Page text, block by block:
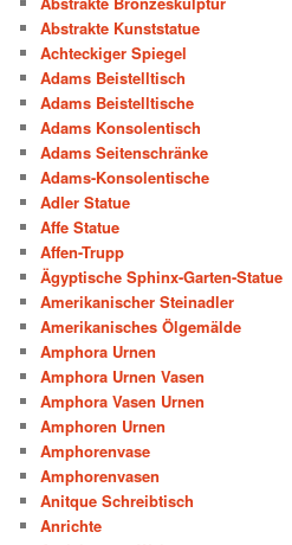
Abstrakte Kunststatue
Achteckiger Spiegel
Adams Beistelltisch
Adams Beistelltische
Adams Konsolentisch
Adams Seitenschränke
Adams-Konsolentische
Adler Statue
Affe Statue
Affen-Trupp
Ägyptische Sphinx-Garten-Statue
Amerikanischer Steinadler
Amerikanisches Ölgemälde
Amphora Urnen
Amphora Urnen Vasen
Amphora Vasen Urnen
Amphoren Urnen
Amphorenvase
Amphorenvasen
Anitque Schreibtisch
Anrichte